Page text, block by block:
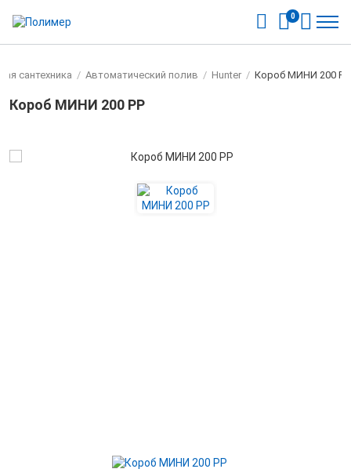
0
сантехника / Автоматический полив / Hunter / Короб МИНИ 200 РР
Короб МИНИ 200 РР